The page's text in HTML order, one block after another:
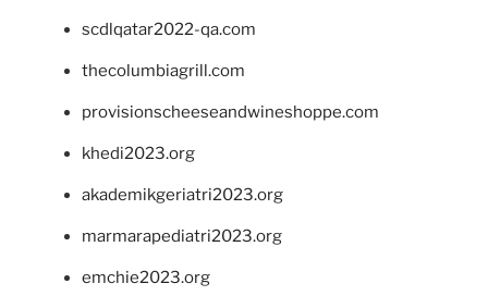
scdlqatar2022-qa.com
thecolumbiagrill.com
provisionscheeseandwineshoppe.com
khedi2023.org
akademikgeriatri2023.org
marmarapediatri2023.org
emchie2023.org